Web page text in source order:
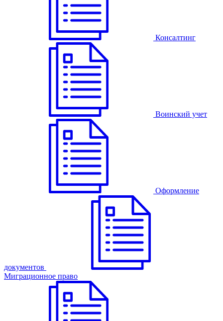
Консалтинг
Воинский учет
Оформление
документов
Миграционное право